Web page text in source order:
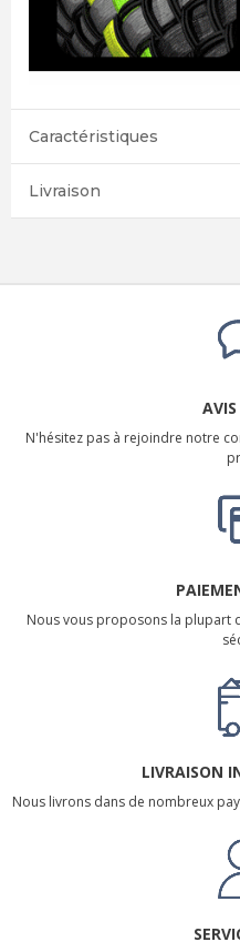
Caractéristiques
Livraison
N'hésitez pas à rejoindre notre
Nous vous proposons la plupart
LIVRAISON
Nous livrons dans de nombreux